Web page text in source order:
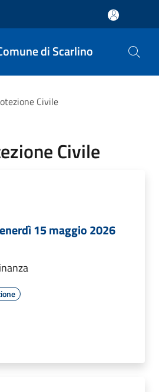
di Scarlino
Civile
Civile
15 maggio 2026